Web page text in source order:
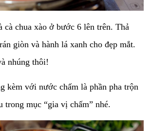
cà chua xào ở bước 6 lên trên. Thả
giòn và hành lá xanh cho đẹp mắt.
nhúng thôi!
kèm với nước chấm là phần pha trộn
trong mục “gia vị chấm” nhé.